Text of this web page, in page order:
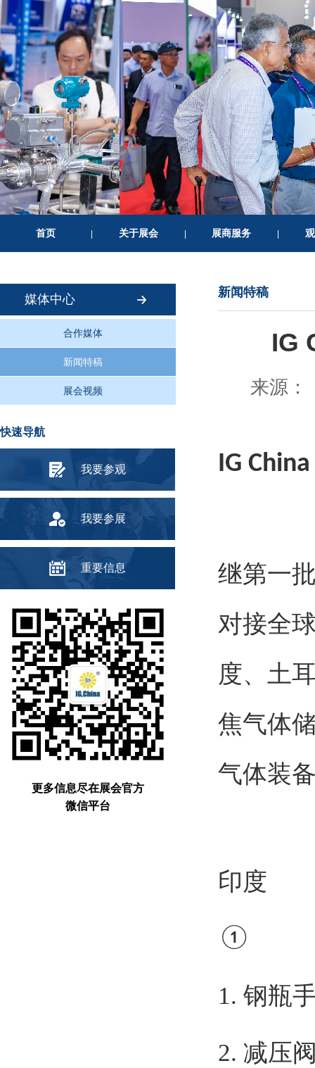
首页 | 关于展会 | 展商服务 |
媒体中心
合作媒体
新闻特稿
展会视频
快速导航
我要参观
我要参展
重要信息
更多信息尽在展会官方
微信平台
新闻特稿
IG
来源
IG
继第一
对接全
度、土
焦气体
气体装
印度
①
1. 钢瓶
2. 减压